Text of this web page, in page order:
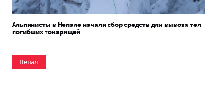
Альпинисты в Непале начали сбор средств для вывоза тел
погибших товарищей
Непал